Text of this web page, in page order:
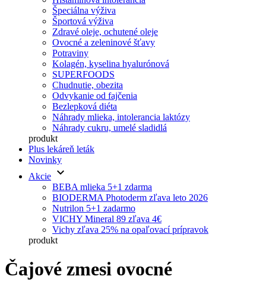
Špeciálna výživa
Športová výživa
Zdravé oleje, ochutené oleje
Ovocné a zeleninové šťavy
Potraviny
Kolagén, kyselina hyalurónová
SUPERFOODS
Chudnutie, obezita
Odvykanie od fajčenia
Bezlepková diéta
Náhrady mlieka, intolerancia laktózy
Náhrady cukru, umelé sladidlá
produkt
Plus lekáreň leták
Novinky
Akcie keyboard_arrow_down
BEBA mlieka 5+1 zdarma
BIODERMA Photoderm zľava leto 2026
Nutrilon 5+1 zadarmo
VICHY Mineral 89 zľava 4€
Vichy zľava 25% na opaľovací prípravok
produkt
Čajové zmesi ovocné